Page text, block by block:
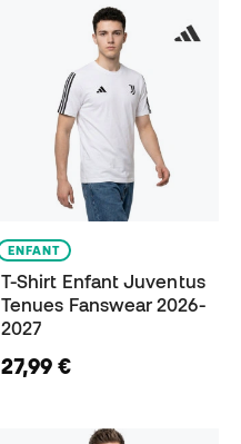
ENFANT
T-Shirt Enfant Juventus
Tenues Fanswear 2026-
2027
27,99 €